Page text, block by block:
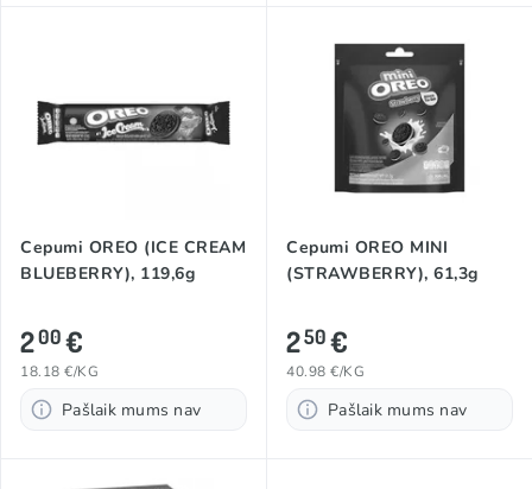
Cepumi OREO (ICE CREAM
BLUEBERRY), 119,6g
200€
18.18 €/KG
Pašlaik mums nav
Cepumi OREO MINI
(STRAWBERRY), 61,3g
250€
40.98 €/KG
Pašlaik mums nav